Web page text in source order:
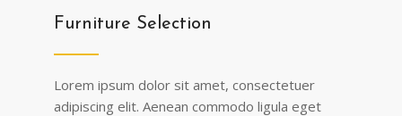
Furniture Selection
Lorem ipsum dolor sit amet, consectetuer
adipiscing elit. Aenean commodo ligula eget